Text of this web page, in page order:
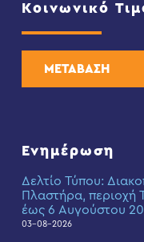
Κοινωνικό
ΜΕΤΑΒΑΣΗ
Ενημέρωση
Δελτίο Τύπου:
Πλαστήρα, περιοχή
έως 6 Αυγούστου
03-08-2026